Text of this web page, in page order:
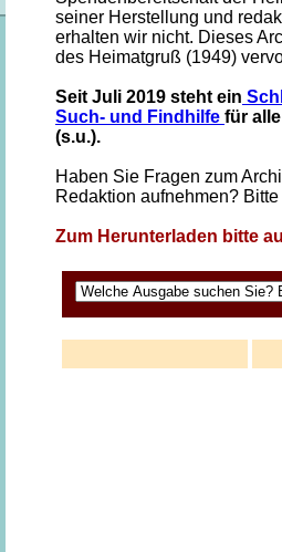
seiner Herstellung und
erhalten wir nicht. Dieses
des Heimatgruß (1949)
Seit Juli 2019 steht ein
Such- und Findhilfe für
(s.u.).
Haben Sie Fragen zum
Redaktion aufnehmen?
Zum Herunterladen bitte